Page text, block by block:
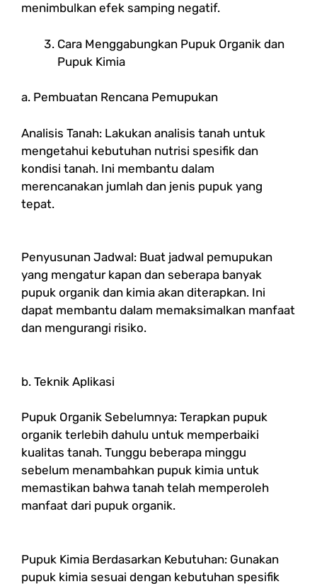
menimbulkan efek samping negatif.
Cara Menggabungkan Pupuk Organik dan
Pupuk Kimia
a. Pembuatan Rencana Pemupukan
Analisis Tanah: Lakukan analisis tanah untuk
mengetahui kebutuhan nutrisi spesifik dan
kondisi tanah. Ini membantu dalam
merencanakan jumlah dan jenis pupuk yang
tepat.
Penyusunan Jadwal: Buat jadwal pemupukan
yang mengatur kapan dan seberapa banyak
pupuk organik dan kimia akan diterapkan. Ini
dapat membantu dalam memaksimalkan manfaat
dan mengurangi risiko.
b. Teknik Aplikasi
Pupuk Organik Sebelumnya: Terapkan pupuk
organik terlebih dahulu untuk memperbaiki
kualitas tanah. Tunggu beberapa minggu
sebelum menambahkan pupuk kimia untuk
memastikan bahwa tanah telah memperoleh
manfaat dari pupuk organik.
Pupuk Kimia Berdasarkan Kebutuhan: Gunakan
pupuk kimia sesuai dengan kebutuhan spesifik